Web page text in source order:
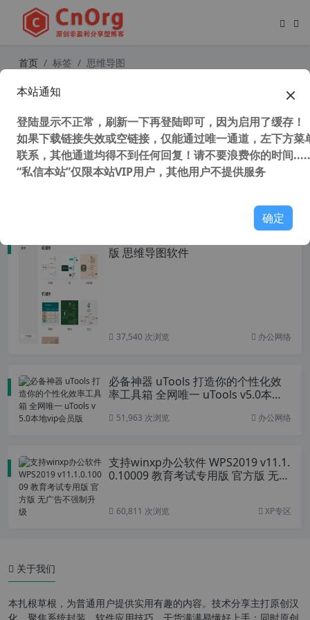
首页 标签 思维导图
XMind 8 Pro Update 8 v3.7.8 中文版
版 思维导图软件
37,540 次浏览 办公网络
必备神器 uTools 打造你的个性化效
率工具箱 全网唯一 uTools v5.0本地vi
51,963 次浏览 办公网络
支持winxp办公软件 WPS2019 v11.1.
0.10009 教育考试专用版 官方版 无广
60,811 次浏览 XP专区
关于我们
本扎根草根，为普通用户提供实用有趣的内容。技术分享主打原创汉
本站通知
登陆显示不正常，刷新一下再登陆即可，因为启用了缓存！
如果下载链接失效或空链接，仅能通过唯一通道，左下方菜
联系，其他通道均得不到任何回复！请不要浪费你的时间
“私信本站”仅限本站VIP用户，其他用户不提供服务
确定